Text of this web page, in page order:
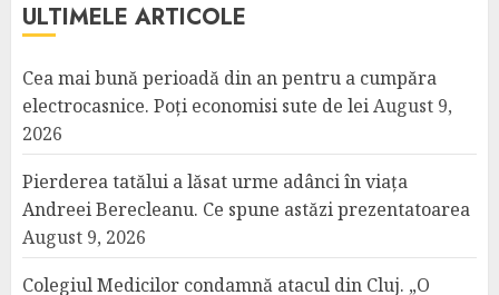
ULTIMELE ARTICOLE
Cea mai bună perioadă din an pentru a cumpăra
electrocasnice. Poți economisi sute de leiAugust 9,
2026
Pierderea tatălui a lăsat urme adânci în viața
Andreei Berecleanu. Ce spune astăzi prezentatoarea
August 9, 2026
Colegiul Medicilor condamnă atacul din Cluj. „O